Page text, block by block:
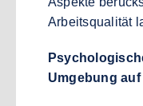
Arbeitsqualität
Umgebung